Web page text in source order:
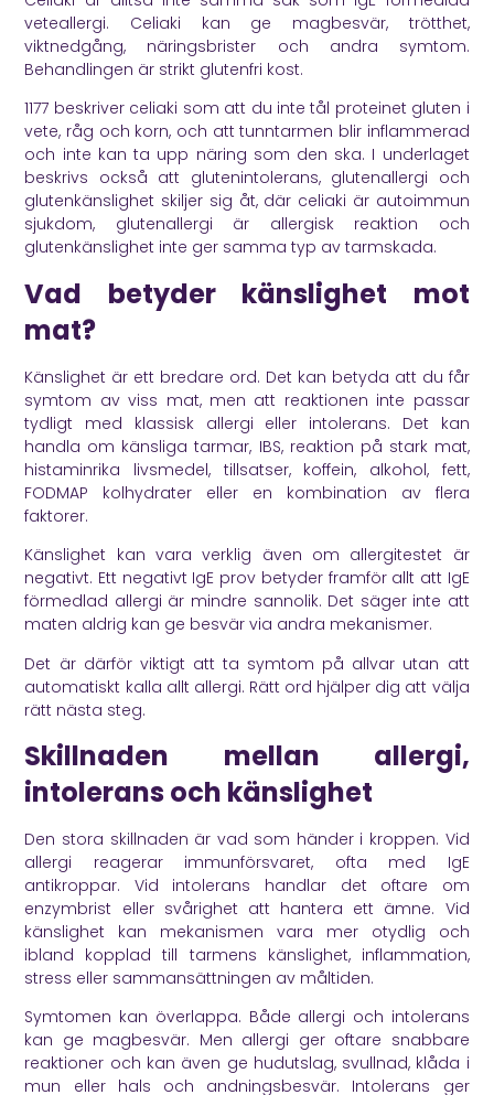
veteallergi. Celiaki kan ge magbesvär, trötthet,
viktnedgång, näringsbrister och andra symtom.
Behandlingen är strikt glutenfri kost.
1177 beskriver celiaki som att du inte tål proteinet gluten i
vete, råg och korn, och att tunntarmen blir inflammerad
och inte kan ta upp näring som den ska. I underlaget
beskrivs också att glutenintolerans, glutenallergi och
glutenkänslighet skiljer sig åt, där celiaki är autoimmun
sjukdom, glutenallergi är allergisk reaktion och
glutenkänslighet inte ger samma typ av tarmskada.
Vad betyder känslighet mot
mat?
Känslighet är ett bredare ord. Det kan betyda att du får
symtom av viss mat, men att reaktionen inte passar
tydligt med klassisk allergi eller intolerans. Det kan
handla om känsliga tarmar, IBS, reaktion på stark mat,
histaminrika livsmedel, tillsatser, koffein, alkohol, fett,
FODMAP kolhydrater eller en kombination av flera
faktorer.
Känslighet kan vara verklig även om allergitestet är
negativt. Ett negativt IgE prov betyder framför allt att IgE
förmedlad allergi är mindre sannolik. Det säger inte att
maten aldrig kan ge besvär via andra mekanismer.
Det är därför viktigt att ta symtom på allvar utan att
automatiskt kalla allt allergi. Rätt ord hjälper dig att välja
rätt nästa steg.
Skillnaden mellan allergi,
intolerans och känslighet
Den stora skillnaden är vad som händer i kroppen. Vid
allergi reagerar immunförsvaret, ofta med IgE
antikroppar. Vid intolerans handlar det oftare om
enzymbrist eller svårighet att hantera ett ämne. Vid
känslighet kan mekanismen vara mer otydlig och
ibland kopplad till tarmens känslighet, inflammation,
stress eller sammansättningen av måltiden.
Symtomen kan överlappa. Både allergi och intolerans
kan ge magbesvär. Men allergi ger oftare snabbare
reaktioner och kan även ge hudutslag, svullnad, klåda i
mun eller hals och andningsbesvär. Intolerans ger